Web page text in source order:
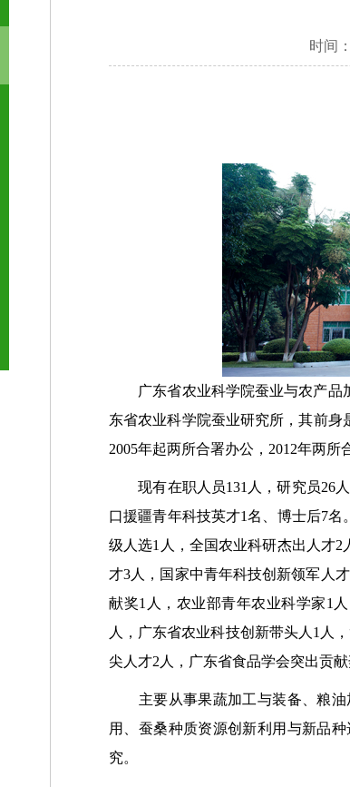
时间
广东省农业科学院蚕业与农产品加
东省农业科学院蚕业研究所，其前身
2005年起两所合署办公，2012年两
现有在职人员131人，研究员26人
口援疆青年科技英才1名、博士后7
级人选1人，全国农业科研杰出人才2
才3人，国家中青年科技创新领军人
献奖1人，农业部青年农业科学家1
人，广东省农业科技创新带头人1人
尖人才2人，广东省食品学会突出贡
主要从事果蔬加工与装备、粮油
用、蚕桑种质资源创新利用与新品
究。